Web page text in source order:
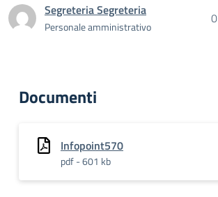
Segreteria Segreteria
Personale amministrativo 0
Documenti
Infopoint570
pdf - 601 kb